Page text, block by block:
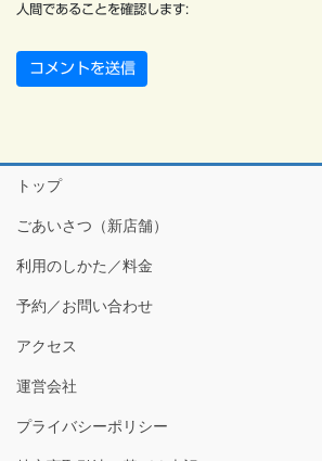
人間であることを確認します:
トップ
ごあいさつ（新店舗）
利用のしかた／料金
予約／お問い合わせ
アクセス
運営会社
プライバシーポリシー